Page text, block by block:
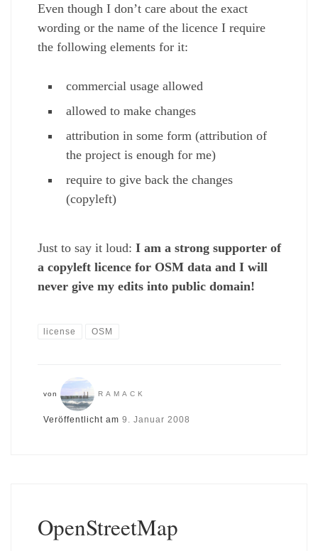
Even though I don’t care about the exact
wording or the name of the licence I require
the following elements for it:
commercial usage allowed
allowed to make changes
attribution in some form (attribution of
the project is enough for me)
require to give back the changes
(copyleft)
Just to say it loud: I am a strong supporter of
a copyleft licence for OSM data and I will
never give my edits into public domain!
license OSM
von RAMACK
Veröffentlicht am 9. Januar 2008
OpenStreetMap